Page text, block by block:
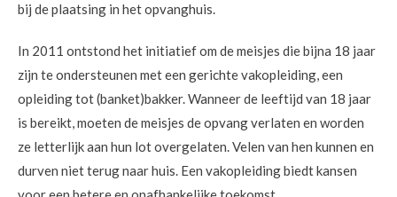
bij de plaatsing in het opvanghuis.
In 2011 ontstond het initiatief om de meisjes die bijna 18 jaar
zijn te ondersteunen met een gerichte vakopleiding, een
opleiding tot (banket)bakker. Wanneer de leeftijd van 18 jaar
is bereikt, moeten de meisjes de opvang verlaten en worden
ze letterlijk aan hun lot overgelaten. Velen van hen kunnen en
durven niet terug naar huis. Een vakopleiding biedt kansen